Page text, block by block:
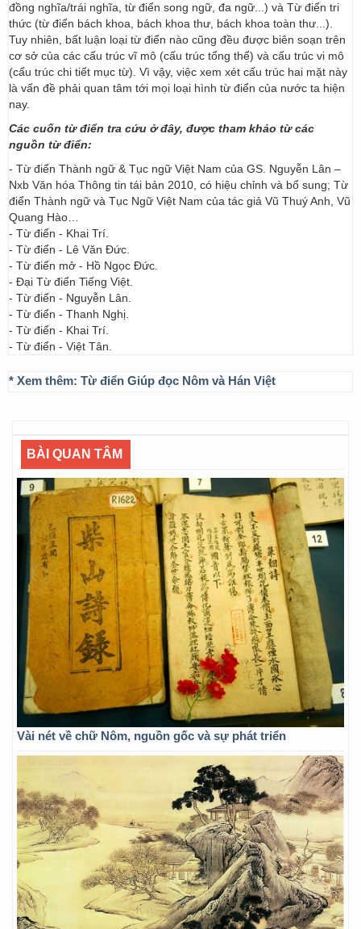
đồng nghĩa/trái nghĩa, từ điển song ngữ, đa ngữ...) và Từ điển tri
thức (từ điển bách khoa, bách khoa thư, bách khoa toàn thư...).
Tuy nhiên, bất luận loại từ điển nào cũng đều được biên soạn trên
cơ sở của các cấu trúc vĩ mô (cấu trúc tổng thể) và cấu trúc vi mô
(cấu trúc chi tiết mục từ). Vì vậy, việc xem xét cấu trúc hai mặt này
là vấn đề phải quan tâm tới mọi loại hình từ điển của nước ta hiện
nay.
Các cuốn từ điển tra cứu ở đây, được tham khảo từ các
nguồn từ điển:
- Từ điển Thành ngữ & Tục ngữ Việt Nam của GS. Nguyễn Lân –
Nxb Văn hóa Thông tin tái bản 2010, có hiệu chỉnh và bổ sung; Từ
điển Thành ngữ và Tục Ngữ Việt Nam của tác giả Vũ Thuý Anh, Vũ
Quang Hào…
- Từ điển - Khai Trí.
- Từ điển - Lê Văn Đức.
- Từ điển mở - Hồ Ngọc Đức.
- Đại Từ điển Tiếng Việt.
- Từ điển - Nguyễn Lân.
- Từ điển - Thanh Nghị.
- Từ điển - Khai Trí.
- Từ điển - Việt Tân.
* Xem thêm: Từ điển Giúp đọc Nôm và Hán Việt
BÀI QUAN TÂM
Vài nét về chữ Nôm, nguồn gốc và sự phát triển